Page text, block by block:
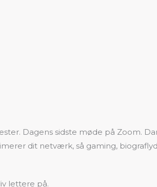
Dagens sidste møde på Zoom.
dit netværk, så gaming,
lettere på.